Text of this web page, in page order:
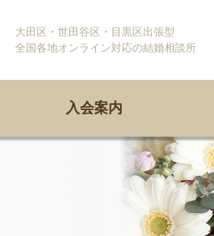
大田区・世田谷区・目黒区出張型
全国各地オンライン対応の結婚相談所
入会案内